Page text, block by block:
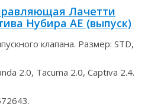
Лачетти
Нубира AE (выпуск)
клапана. Размер: STD,
2.0, Tacuma 2.0, Captiva 2.4.